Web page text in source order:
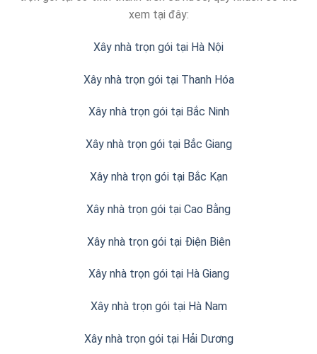
xem tại đây:
Xây nhà trọn gói tại Hà Nội
Xây nhà trọn gói tại Thanh Hóa
Xây nhà trọn gói tại Bắc Ninh
Xây nhà trọn gói tại Bắc Giang
Xây nhà trọn gói tại Bắc Kạn
Xây nhà trọn gói tại Cao Bằng
Xây nhà trọn gói tại Điện Biên
Xây nhà trọn gói tại Hà Giang
Xây nhà trọn gói tại Hà Nam
Xây nhà trọn gói tại Hải Dương